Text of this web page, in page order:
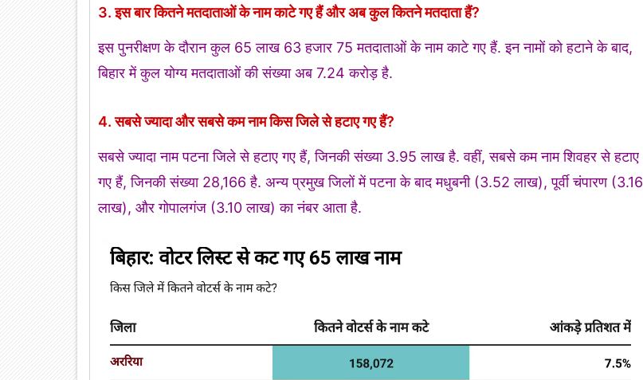
3. इस बार कितने मतदाताओं के नाम काटे गए हैं और अब कुल कितने मतदाता हैं?
इस पुनरीक्षण के दौरान कुल 65 लाख 63 हजार 75 मतदाताओं के नाम काटे गए हैं. इन नामों को हटाने के बाद,
बिहार में कुल योग्य मतदाताओं की संख्या अब 7.24 करोड़ है.
4. सबसे ज्यादा और सबसे कम नाम किस जिले से हटाए गए हैं?
सबसे ज्यादा नाम पटना जिले से हटाए गए हैं, जिनकी संख्या 3.95 लाख है. वहीं, सबसे कम नाम शिवहर से हटाए
गए हैं, जिनकी संख्या 28,166 है. अन्य प्रमुख जिलों में पटना के बाद मधुबनी (3.52 लाख), पूर्वी चंपारण (3.16
लाख), और गोपालगंज (3.10 लाख) का नंबर आता है.